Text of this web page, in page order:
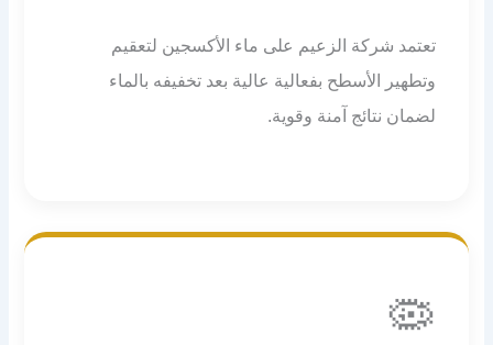
تعتمد شركة الزعيم على ماء الأكسجين لتعقيم
وتطهير الأسطح بفعالية عالية بعد تخفيفه بالماء
لضمان نتائج آمنة وقوية.
🦠